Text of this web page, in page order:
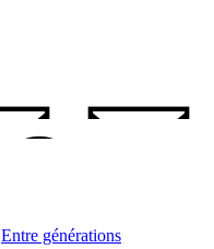
Entre générations